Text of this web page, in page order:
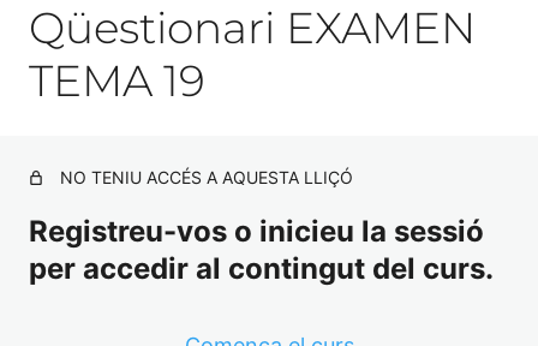
Qüestionari EXAMEN
TEMA 19
NO TENIU ACCÉS A AQUESTA LLIÇÓ
Registreu-vos o inicieu la sessió
per accedir al contingut del curs.